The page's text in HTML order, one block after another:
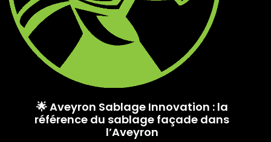
🌟 Aveyron Sablage Innovation : la
référence du sablage façade dans
l’Aveyron